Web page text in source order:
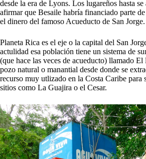
desde la era de Lyons. Los lugareños hasta se
afirmar que Besaile habría financiado parte
el dinero del famoso Acueducto de San Jorge.
Planeta Rica es el eje o la capital del San
actulidad esa población tiene un sistema de
(que hace las veces de acueducto) llamado El
pozo natural o manantial desde donde se
recurso muy utlizado en la Costa Caribe para
sitios como La Guajira o el Cesar.